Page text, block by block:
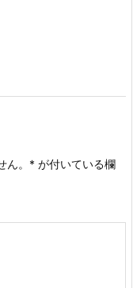
。 * が付いている欄